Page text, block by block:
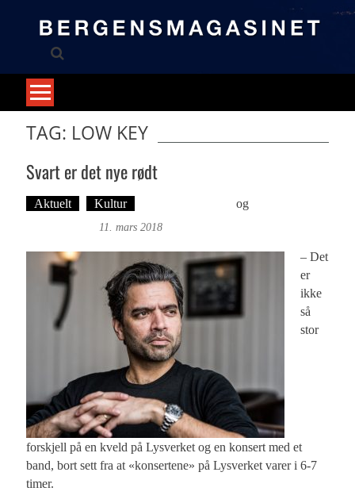
TAG: LOW KEY
Svart er det nye rødt
Aktuelt Kultur og
11. mars 2018
– Det
er
ikke
så
stor
forskjell på en kveld på Lysverket og en konsert med et
band, bort sett fra at «konsertene» på Lysverket varer i 6-7
timer.